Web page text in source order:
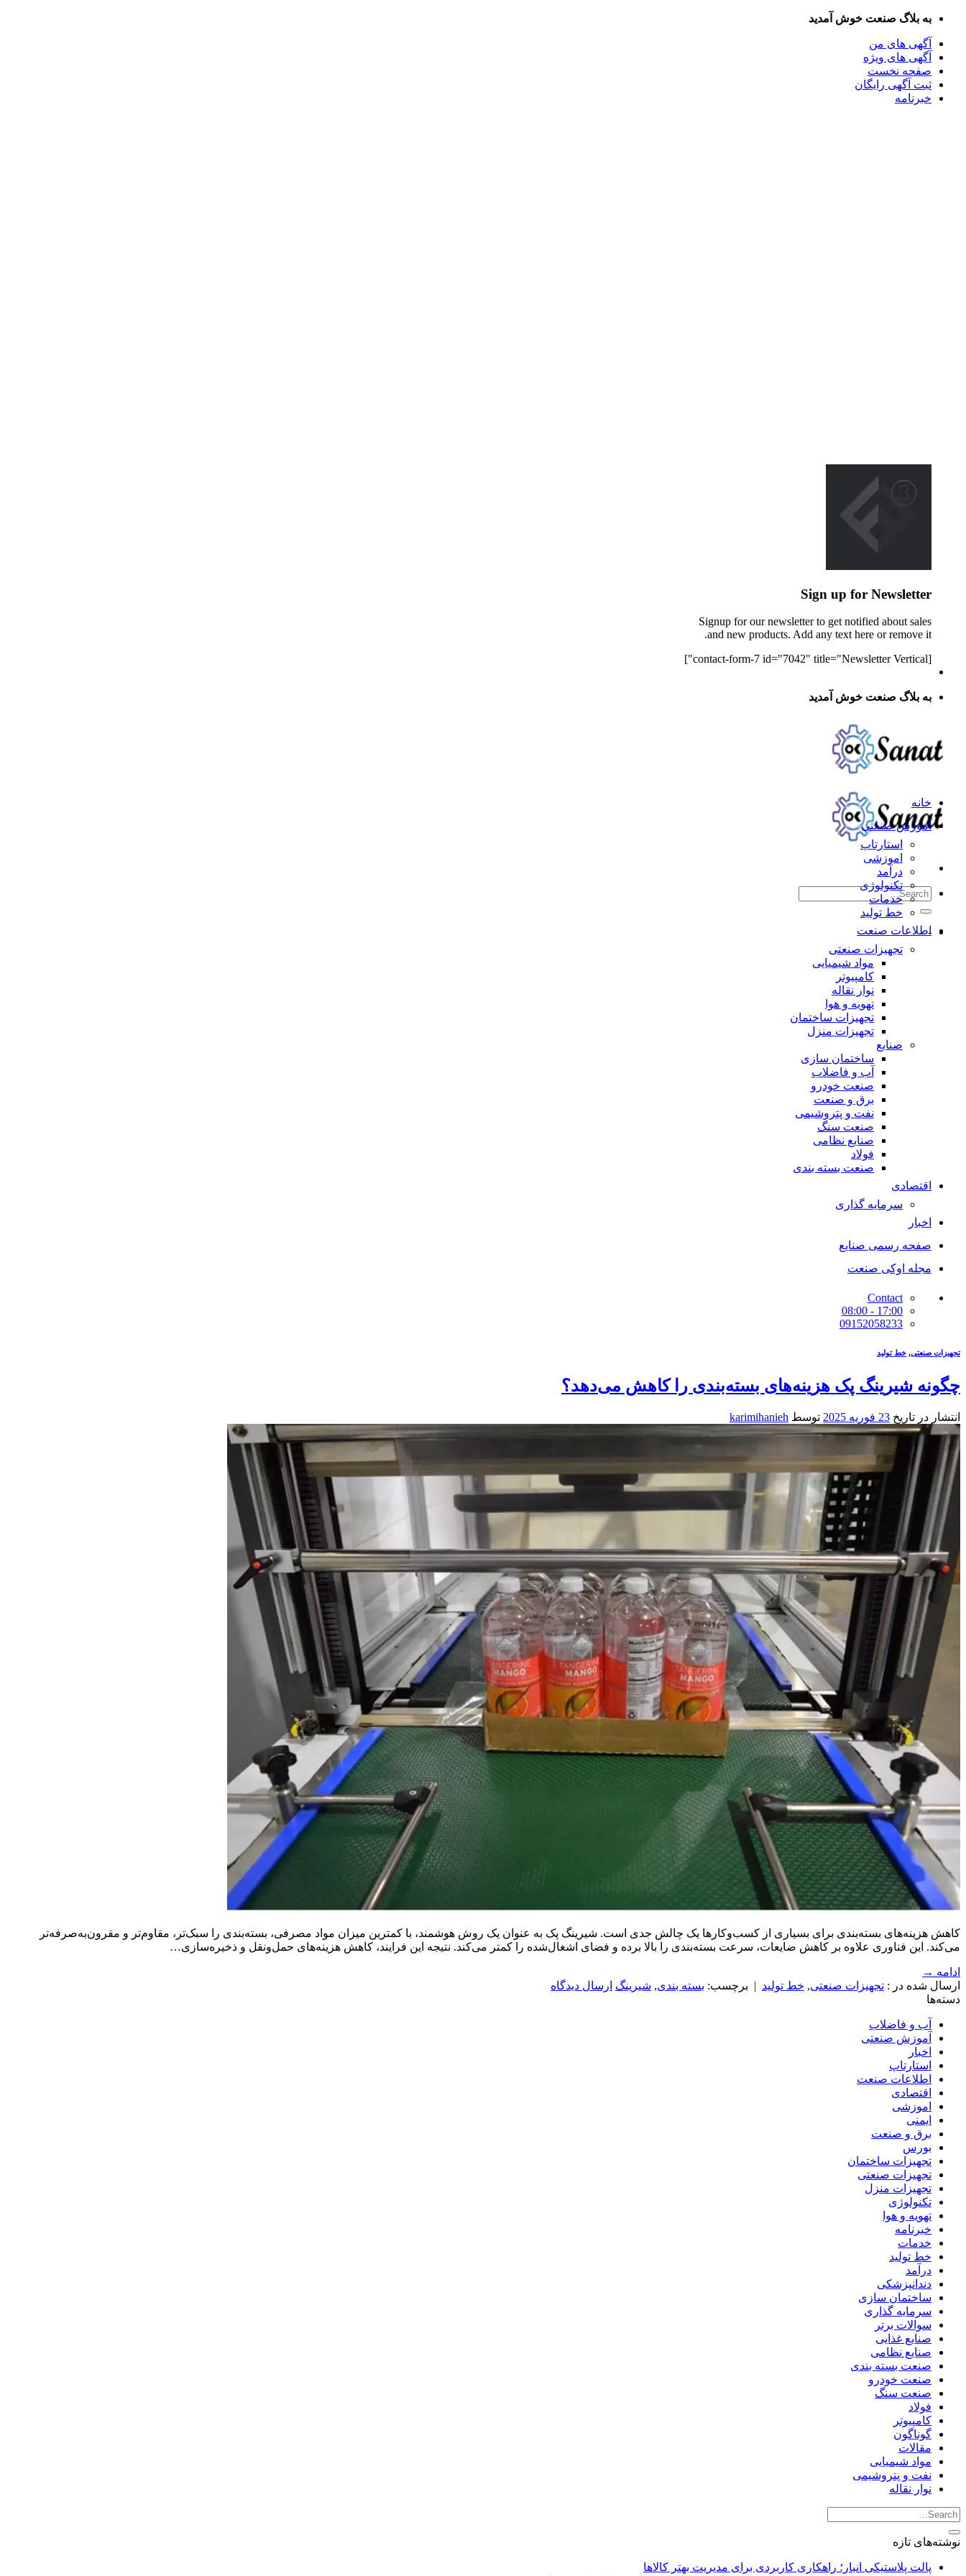
Skip
content
به بلاگ صنعت خوش آمدید
آگهی های من
آگهی های ویژه
صفحه نخست
ثبت آگهی رایگان
خبرنامه
Sign up for Newsletter
Signup for our newsletter to get notified about sales
and new products. Add any text here or remove it.
[contact-form-7 id="7042" title="Newsletter Vertical"]
به بلاگ صنعت خوش آمدید
-
خانه
آموزش صنعتی
استارتاپ
اموزشی
درآمد
تکنولوژی
خدمات
خط تولید
اطلاعات صنعت
تجهیزات صنعتی
مواد شیمیایی
کامپیوتر
نوار نقاله
تهویه و هوا
تجهیزات ساختمان
تجهیزات منزل
صنایع
ساختمان سازی
آب و فاضلاب
صنعت خودرو
برق و صنعت
نفت و پتروشیمی
صنعت سنگ
صنایع نظامی
فولاد
صنعت بسته بندی
اقتصادی
سرمایه گذاری
اخبار
صفحه رسمی صنایع
مجله اوکی صنعت
Contact
17:00 - 08:00
09152058233
تجهیزات صنعتی, خط تولید
چگونه شیرینگ پک هزینه‌های بسته‌بندی را کاهش می‌دهد؟
انتشار در تاریخ 23 فوریه 2025 توسط karimihanieh
کاهش هزینه‌های بسته‌بندی برای بسیاری از کسب‌وکارها یک چالش جدی است. شیرینگ پک به عنوان یک روش هوشمند، با کمترین میزان مواد مصرفی، بسته‌بندی را سبک‌تر، مقاوم‌تر و مقرون‌به‌صرفه‌تر
می‌کند. این فناوری علاوه بر کاهش ضایعات، سرعت بسته‌بندی را بالا برده و فضای اشغال‌شده را کمتر می‌کند. نتیجه این فرایند، کاهش هزینه‌های حمل‌ونقل و ذخیره‌سازی…
ادامه →
ارسال شده در : تجهیزات صنعتی, خط تولید | برچسب: بسته بندی, شیرینگ ارسال دیدگاه
دسته‌ها
آب و فاضلاب
آموزش صنعتی
اخبار
استارتاپ
اطلاعات صنعت
اقتصادی
اموزشی
ایمنی
برق و صنعت
بورس
تجهیزات ساختمان
تجهیزات صنعتی
تجهیزات منزل
تکنولوژی
تهویه و هوا
خبرنامه
خدمات
خط تولید
درآمد
دندانپزشکی
ساختمان سازی
سرمایه گذاری
سوالات برتر
صنایع غذایی
صنایع نظامی
صنعت بسته بندی
صنعت خودرو
صنعت سنگ
فولاد
کامپیوتر
گوناگون
مقالات
مواد شیمیایی
نفت و پتروشیمی
نوار نقاله
نوشته‌های تازه
پالت پلاستیکی انبار؛ راهکاری کاربردی برای مدیریت بهتر کالاها